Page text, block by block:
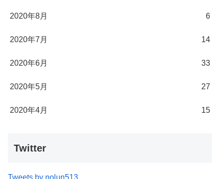
2020年8月 6
2020年7月 14
2020年6月 33
2020年5月 27
2020年4月 15
Twitter
Tweets by nolun513